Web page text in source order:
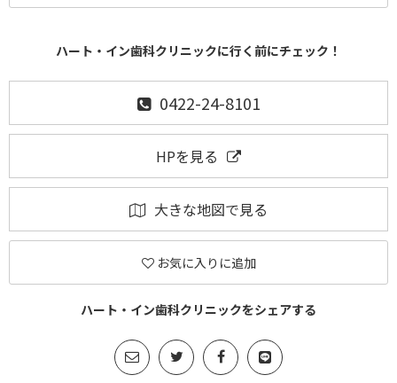
ハート・イン歯科クリニックに行く前にチェック！
0422-24-8101
HPを見る
大きな地図で見る
お気に入りに追加
ハート・イン歯科クリニックをシェアする